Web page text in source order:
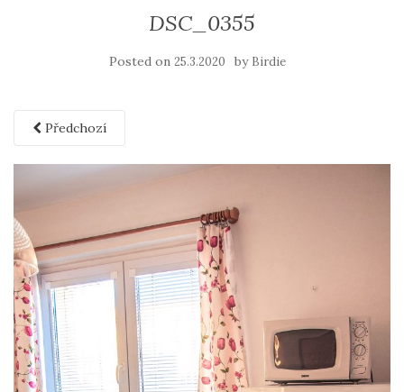
DSC_0355
Posted on 25.3.2020 by Birdie
Předchozí